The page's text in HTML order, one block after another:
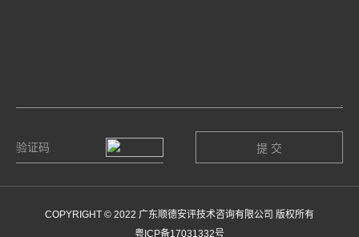
COPYRIGHT © 2022 广东顺德安评技术咨询有限公司 版权所有
粤ICP备17031332号